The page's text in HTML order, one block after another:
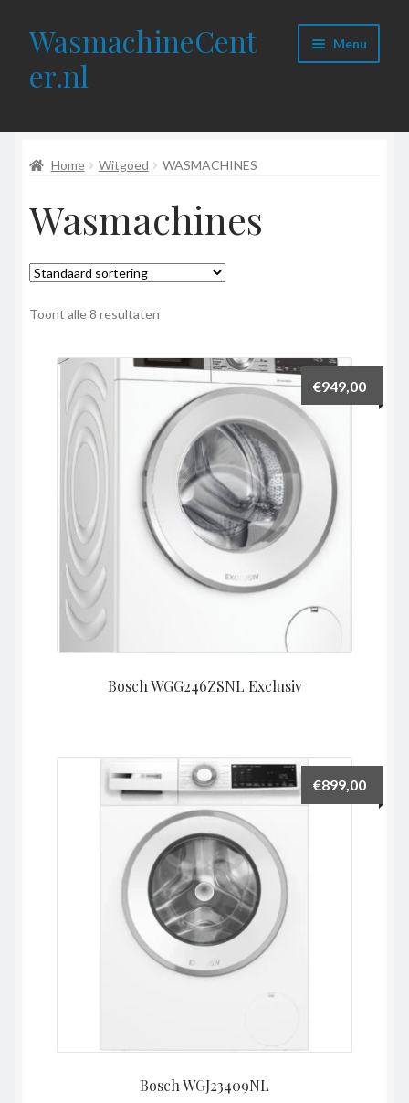
Ga
door
naar
Ga
naar
de
WasmachineCent
er.nl
Menu
Wasmachines
Wasdrogers
Vaatwassers
Onderdelen
Contact
Home Witgoed WASMACHINES
Wasmachines
Toont alle 8 resultaten
Bosch WGG246ZSNL Exclusiv
€949,00
Bosch WGJ23409NL
€899,00